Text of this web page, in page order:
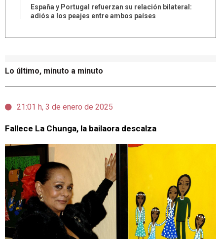
Lo último, minuto a minuto
21:01 h, 3 de enero de 2025
Fallece La Chunga, la bailaora descalza
España y Portugal refuerzan su relación bilateral:
adiós a los peajes entre ambos países